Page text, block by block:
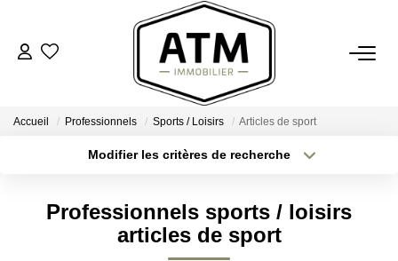
ACHETER
Accueil Professionnels Sports / Loisirs Articles de sport
Modifier les critères de recherche
Type de bien
Surface min
Professionnels sports / loisirs
articles de sport